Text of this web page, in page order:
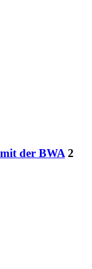
der BWA 2